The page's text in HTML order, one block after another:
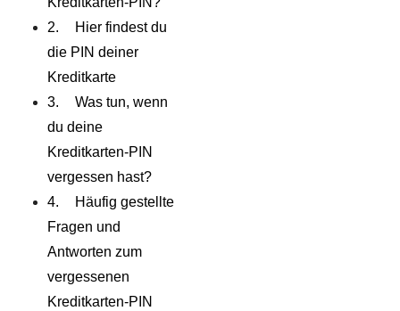
Hier findest du
die PIN deiner
Kreditkarte
Was tun, wenn
du deine
Kreditkarten-PIN
vergessen hast?
Häufig gestellte
Fragen und
Antworten zum
vergessenen
Kreditkarten-PIN